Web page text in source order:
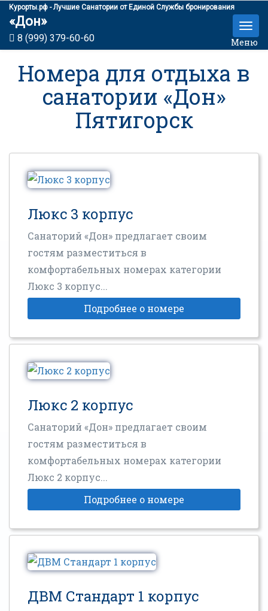
Курорты.рф - Лучшие Санатории от Единой Службы бронирования
«Дон»
8 (999) 379-60-60 Меню
Номера для отдыха в
санатории «Дон»
Пятигорск
Люкс 3 корпус
Санаторий «Дон» предлагает своим
гостям разместиться в
комфортабельных номерах категории
Люкс 3 корпус...
Подробнее о номере
Люкс 2 корпус
Санаторий «Дон» предлагает своим
гостям разместиться в
комфортабельных номерах категории
Люкс 2 корпус...
Подробнее о номере
ДВМ Стандарт 1 корпус